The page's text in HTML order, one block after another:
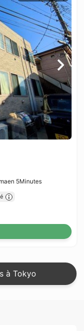
5Minutes
à Tokyo